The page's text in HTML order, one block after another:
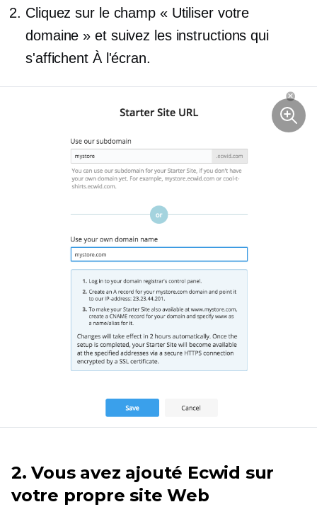
Cliquez sur le champ « Utiliser votre
domaine » et suivez les instructions qui
s'affichent À l'écran.
2. Vous avez ajouté Ecwid sur
votre propre site Web